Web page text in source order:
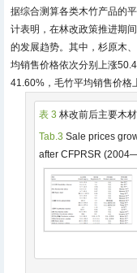
据综合测算各类木竹产品的
计表明，在林改政策推进期
的发展趋势。其中，杉原木
均销售价格依次分别上涨
41.60%，毛竹平均销售价格
表 3 林改前后主要木
Tab.3 Sale prices
after CFPRSR